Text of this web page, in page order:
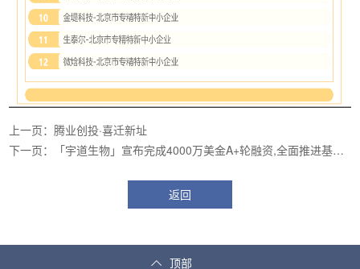
上一页：腾业创投·喜迁新址
下一页：「宇道生物」宣布完成4000万美金A+轮融资,全面推进基于
返回
顶部